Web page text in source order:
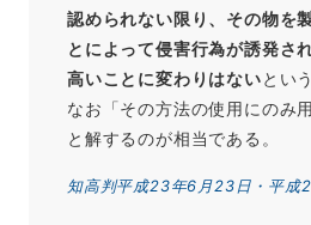
認められない限り、その物を
とによって侵害行為が誘発さ
高いことに変わりはないとい
なお「その方法の使用にのみ
と解するのが相当である。
知高判平成23年6月23日・平成